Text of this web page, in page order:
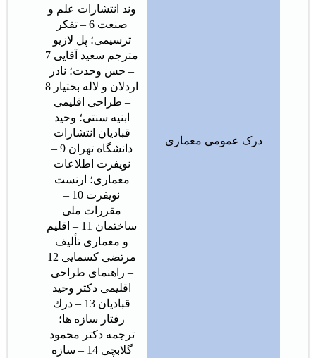
درک عمومی معماری
وند انتشارات علم و
صنعت 6 – تفکر
ترسیمی؛ پل لازیو
مترجم سعید آقایی 7
– حس وحدت؛ نادر
اردلان و لاله بختیار 8
– طراحی اقلیمی
ابنیه سنتی؛ وحید
قبادیان انتشارات
دانشگاه تهران 9 –
نویفرت اطلاعات
معماری؛ ارنست
نویفرت 10 –
مقررات ملی
ساختمان 11 – اقلیم
و معماری تألیف
مرتضی کسمایی 12
– راهنمای طراحی
اقلیمی دکتر وحید
قبادیان 13 – درك
رفتار سازه ها؛
ترجمه دکتر محمود
گلابچی 14 – سازه